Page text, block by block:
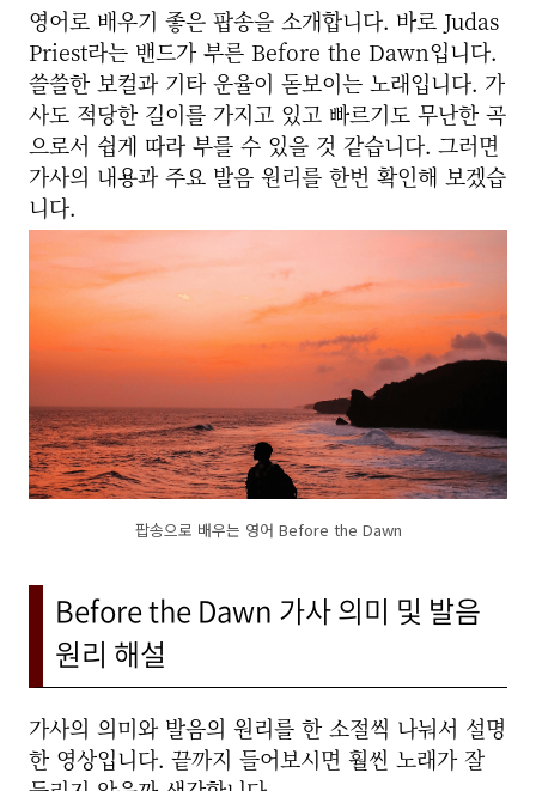
영어로 배우기 좋은 팝송을 소개합니다. 바로 Judas
Priest라는 밴드가 부른 Before the Dawn입니다.
쓸쓸한 보컬과 기타 운율이 돋보이는 노래입니다. 가
사도 적당한 길이를 가지고 있고 빠르기도 무난한 곡
으로서 쉽게 따라 부를 수 있을 것 같습니다. 그러면
가사의 내용과 주요 발음 원리를 한번 확인해 보겠습
니다.
팝송으로 배우는 영어 Before the Dawn
Before the Dawn 가사 의미 및 발음
원리 해설
가사의 의미와 발음의 원리를 한 소절씩 나눠서 설명
한 영상입니다. 끝까지 들어보시면 훨씬 노래가 잘